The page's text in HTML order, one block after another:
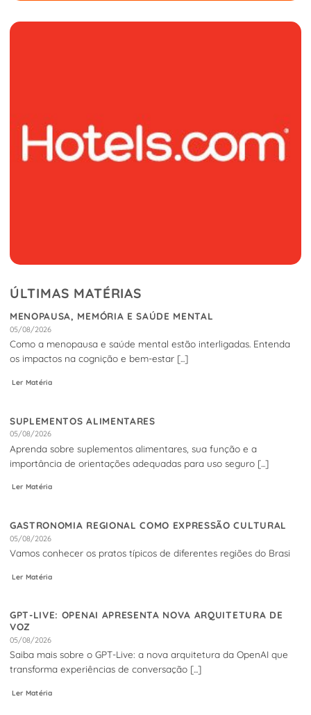
ÚLTIMAS MATÉRIAS
MENOPAUSA, MEMÓRIA E SAÚDE MENTAL
05/08/2026
Como a menopausa e saúde mental estão interligadas. Entenda
os impactos na cognição e bem-estar [...]
Ler Matéria
SUPLEMENTOS ALIMENTARES
05/08/2026
Aprenda sobre suplementos alimentares, sua função e a
importância de orientações adequadas para uso seguro [...]
Ler Matéria
GASTRONOMIA REGIONAL COMO EXPRESSÃO CULTURAL
05/08/2026
Vamos conhecer os pratos típicos de diferentes regiões do Brasi
Ler Matéria
GPT-LIVE: OPENAI APRESENTA NOVA ARQUITETURA DE
VOZ
05/08/2026
Saiba mais sobre o GPT-Live: a nova arquitetura da OpenAI que
transforma experiências de conversação [...]
Ler Matéria